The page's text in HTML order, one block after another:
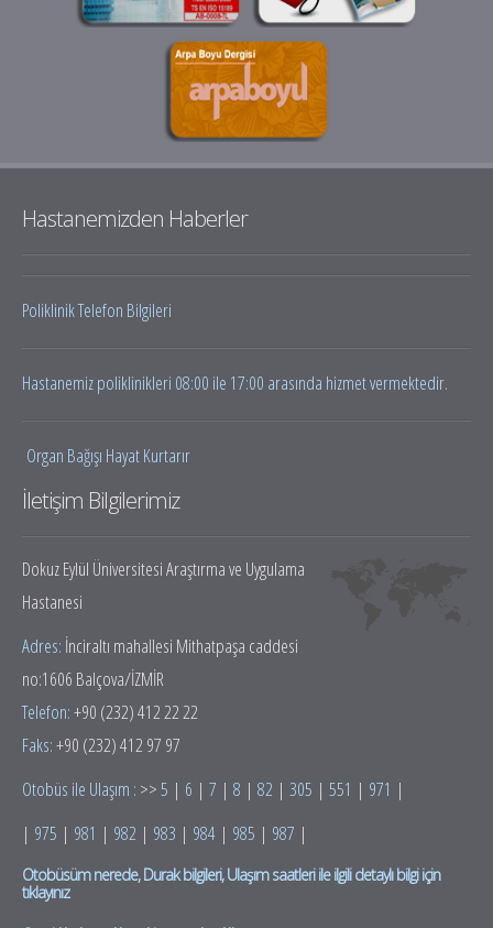
Hastanemizden Haberler
Poliklinik Telefon Bilgileri
Hastanemiz poliklinikleri 08:00 ile 17:00 arasında hizmet vermektedir.
Organ Bağışı Hayat Kurtarır
İletişim Bilgilerimiz
Dokuz Eylül Üniversitesi Araştırma ve Uygulama
Hastanesi
Adres: İnciraltı mahallesi Mithatpaşa caddesi
no:1606 Balçova/İZMİR
Telefon:+90 (232) 412 22 22
Faks:+90 (232) 412 97 97
Otobüs ile Ulaşım : >>5 | 6 | 7 | 8 | 82 | 305 | 551 | 971 |
| 975 | 981 | 982 | 983 | 984 | 985 | 987 |
Otobüsüm nerede, Durak bilgileri, Ulaşım saatleri ile ilgili detaylı bilgi için
tıklayınız